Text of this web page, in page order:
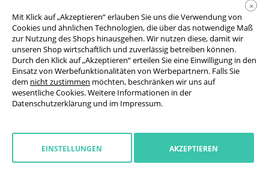
AGB
Datenschutzerklärung
Widerrufsrecht
×
Mit Klick auf „Akzeptieren“ erlauben Sie uns die Verwendung von
Cookies und ähnlichen Technologien, die über das notwendige Maß
zur Nutzung des Shops hinausgehen. Wir nutzen diese, damit wir
unseren Shop wirtschaftlich und zuverlässig betreiben können.
Durch den Klick auf „Akzeptieren“ erteilen Sie eine Einwilligung in den
Einsatz von Werbefunktionalitäten von Werbepartnern. Falls Sie
dem nicht zustimmen möchten, beschränken wir uns auf
wesentliche Cookies. Weitere Informationen in der
Datenschutzerklärung und im Impressum.
EINSTELLUNGEN AKZEPTIEREN